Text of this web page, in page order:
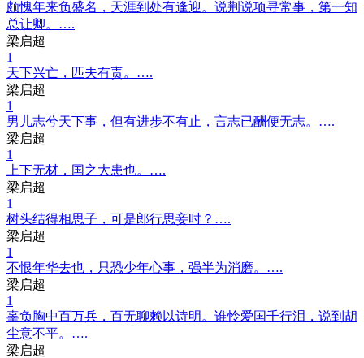
颇愧年来负盛名，天涯到处有逢迎。说荆说项寻常事，第一知
总让卿。….
梁启超
1
天下兴亡，匹夫有责。….
梁启超
1
男儿志兮天下事，但有进步不有止，言志已酬便无志。….
梁启超
1
上下无材，国之大患也。….
梁启超
1
树头结得相思子，可是郎行思妾时？….
梁启超
1
不恨年华去也，只恐少年心事，强半为消磨。….
梁启超
1
辜负胸中百万兵，百无聊赖以诗明。谁怜爱国千行泪，说到胡
尘意不平。….
梁启超